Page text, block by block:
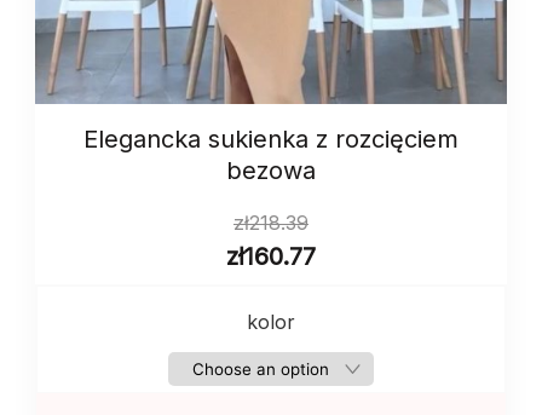
Elegancka sukienka z rozcięciem
bezowa
zł218.39
zł160.77
kolor